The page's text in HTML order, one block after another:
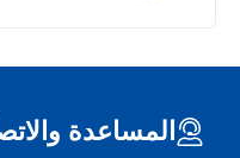
المساعدة